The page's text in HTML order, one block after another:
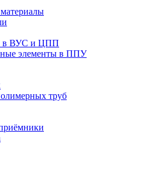
в ВУС и ЦПП
элементы в ППУ
труб